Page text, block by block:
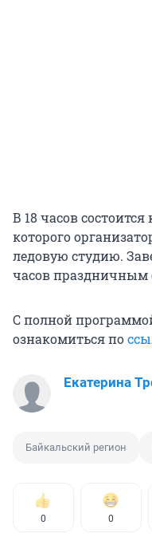
В 18 часов
которого
ледовую студию.
часов праздничным
С полной
ознакомиться по
Екатерина
Байкальский регион
0 0